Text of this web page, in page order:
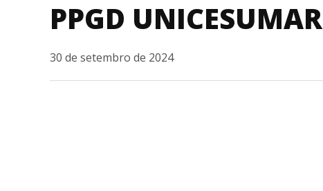
PPGD UNICESUMAR
30 de setembro de 2024